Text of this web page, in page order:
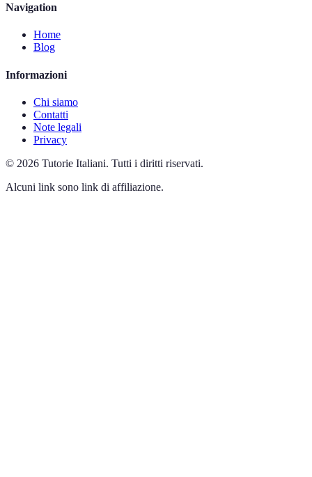
Navigation
Home
Blog
Informazioni
Chi siamo
Contatti
Note legali
Privacy
© 2026 Tutorie Italiani. Tutti i diritti riservati.
Alcuni link sono link di affiliazione.